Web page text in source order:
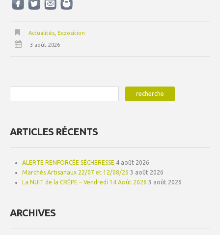
Actualités, Exposition
3 août 2026
ARTICLES RÉCENTS
ALERTE RENFORCÉE SÉCHERESSE 4 août 2026
Marchés Artisanaux 22/07 et 12/08/26 3 août 2026
La NUIT de la CRÊPE – Vendredi 14 Août 2026 3 août 2026
ARCHIVES